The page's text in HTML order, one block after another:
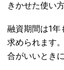
きかせた使い
融資期間は1年
求められます
合がいいとき